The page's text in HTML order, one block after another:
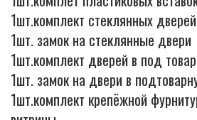
1шт.комплект стеклянных дверей
1шт. замок на стеклянные двери
1шт.комплект дверей в под
1шт. замок на двери в
1шт.комплект крепёжной